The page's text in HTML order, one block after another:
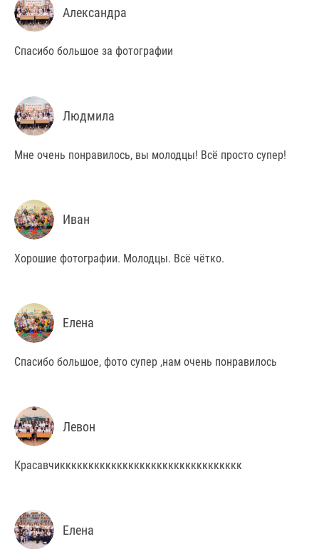
Александра
Спасибо большое за фотографии
Людмила
Мне очень понравилось, вы молодцы! Всё просто супер!
Иван
Хорошие фотографии. Молодцы. Всё чётко.
Елена
Спасибо большое, фото супер ,нам очень понравилось
Левон
Красавчикккккккккккккккккккккккккккккккк
Елена